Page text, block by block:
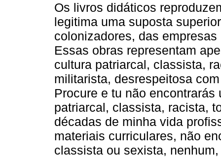
Os livros didáticos
legitima uma suposta
colonizadores, das
Essas obras representam
cultura patriarcal, classista,
militarista, desrespeitosa
Procure e tu não
patriarcal, classista, racista,
décadas de minha vida
materiais curriculares, não
classista ou sexista,